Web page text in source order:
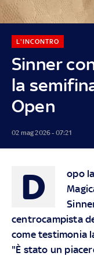
Sinner
la
Open
L'INCONTRO
02 mag 2026 - 07:21
D
opo
centrocampista
come testimonia
"È stato un